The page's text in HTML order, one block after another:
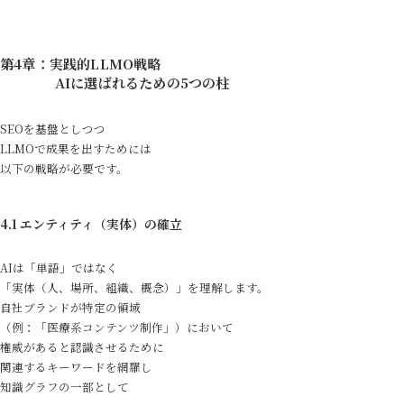
第4章：実践的LLMO戦略
AIに選ばれるための5つの柱
SEOを基盤としつつ
LLMOで成果を出すためには
以下の戦略が必要です。
4.1 エンティティ（実体）の確立
AIは「単語」ではなく
「実体（人、場所、組織、概念）」を理解します。
自社ブランドが特定の領域
（例：「医療系コンテンツ制作」）において
権威があると認識させるために
関連するキーワードを網羅し
知識グラフの一部として